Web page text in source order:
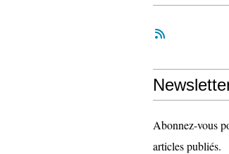
Abonnez-vous
articles publiés.